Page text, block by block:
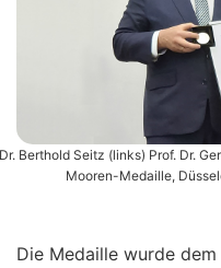
Berthold Seitz (links) Prof. Dr.
Mooren-Medaille,
Die Medaille wurde